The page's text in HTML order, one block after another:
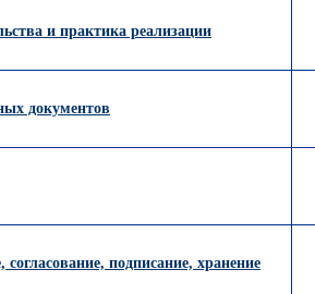
и практика реализации
документов
подписание, хранение